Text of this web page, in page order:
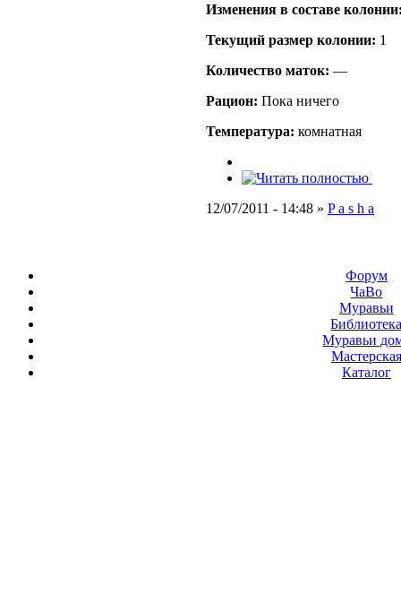
Изменения в составе
Текущий размер кoлонии: 1
Количество маток: —
Рацион: Пока ничего
Температура: комнатная
12/07/2011 - 14:48 » P a s h a
Форум
ЧаВо
Муравьи
Муравьи
Мастерская
Каталог